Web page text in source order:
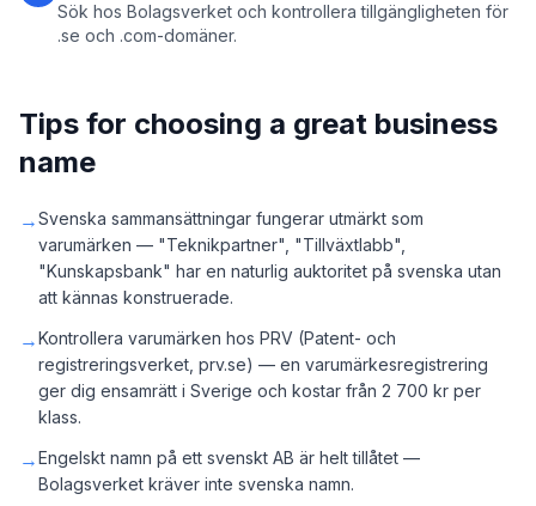
Sök hos Bolagsverket och kontrollera tillgängligheten för
.se och .com-domäner.
Tips for choosing a great business
name
→Svenska sammansättningar fungerar utmärkt som
varumärken — "Teknikpartner", "Tillväxtlabb",
"Kunskapsbank" har en naturlig auktoritet på svenska utan
att kännas konstruerade.
→Kontrollera varumärken hos PRV (Patent- och
registreringsverket, prv.se) — en varumärkesregistrering
ger dig ensamrätt i Sverige och kostar från 2 700 kr per
klass.
→Engelskt namn på ett svenskt AB är helt tillåtet —
Bolagsverket kräver inte svenska namn.